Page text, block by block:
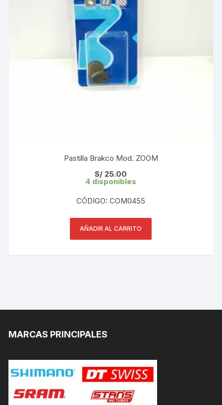
Pastilla Brakco Mod. ZOOM
S/ 25.00
4 disponibles
CÓDIGO: COM0455
AÑADIR AL CARRITO
MARCAS PRINCIPALES